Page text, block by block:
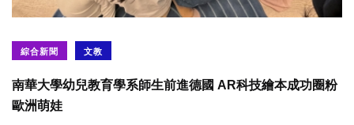
綜合新聞 文教
南華大學幼兒教育學系師生前進德國 AR科技繪本成功圈粉
歐洲萌娃